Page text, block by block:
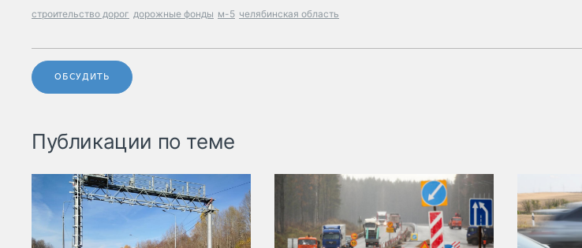
строительство дорог дорожные фонды м-5 челябинская область
ОБСУДИТЬ
Публикации по теме